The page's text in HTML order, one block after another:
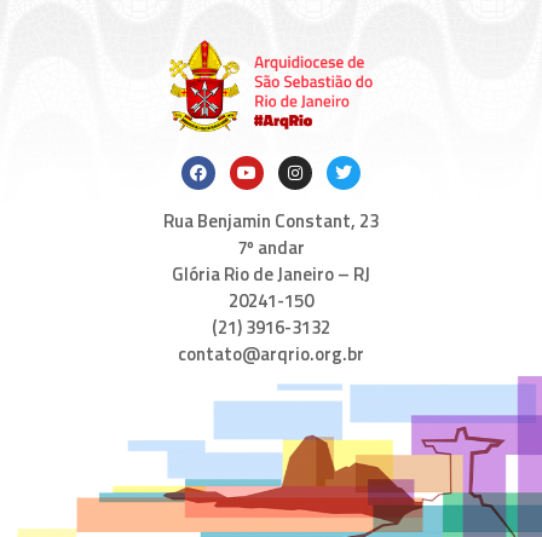
Rua Benjamin Constant, 23
7º andar
Glória Rio de Janeiro – RJ
20241-150
(21) 3916-3132
contato@arqrio.org.br